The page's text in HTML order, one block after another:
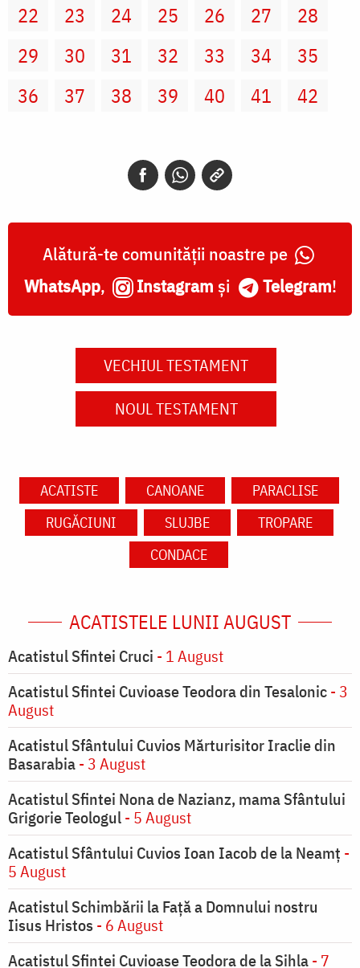
22 23 24 25 26 27
28
29
30 31 32 33 34
35
36
37 38 39 40 41 42
Alătură-te comunității noastre pe
WhatsApp, Instagram și Telegram!
VECHIUL TESTAMENT
NOUL TESTAMENT
ACATISTE CANOANE
PARACLISE
RUGĂCIUNI
SLUJBE
TROPARE
CONDACE
ACATISTELE LUNII AUGUST
Acatistul Sfintei Cruci - 1 August
Acatistul Sfintei Cuvioase Teodora din Tesalonic- 3
August
Acatistul Sfântului Cuvios Mărturisitor Iraclie din
Basarabia- 3 August
Acatistul Sfintei Nona de Nazianz, mama Sfântului
Grigorie Teologul- 5 August
Acatistul Sfântului Cuvios Ioan Iacob de la Neamț -
5 August
Acatistul Schimbării la Faţă a Domnului nostru
Iisus Hristos - 6 August
Acatistul Sfintei Cuvioase Teodora de la Sihla- 7